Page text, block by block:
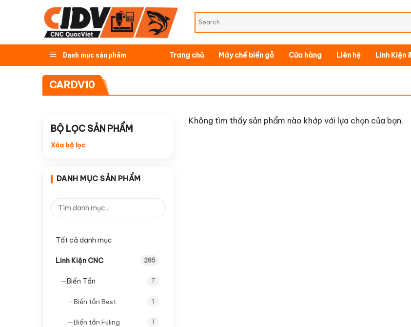
Danh mục sản phẩm Trang chủ Máy chế biến gỗ Cửa hàng Liên hệ Linh Kiện
CARDV10
BỘ LỌC SẢN PHẨM
Xóa bộ lọc
DANH MỤC SẢN PHẨM
Tất cả danh mục
Linh Kiện CNC 285
—Biến Tần 7
—Biến tần Best 1
—Biến tần Fuling 1
Không tìm thấy sản phẩm nào khớp với lựa chọn của bạn.